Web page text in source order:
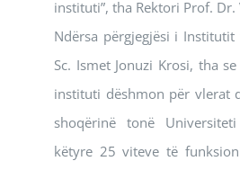
instituti”, tha Rektori Prof.
Ndërsa përgjegjësi i Institutit
Sc. Ismet Jonuzi Krosi, tha
instituti dëshmon për vlerat
shoqërinë tonë
këtyre 25 viteve të